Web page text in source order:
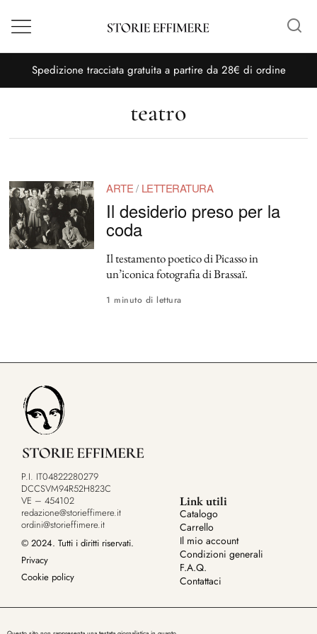
Menù
Spedizione tracciata gratuita a partire da 28€ di ordine
teatro
ARTE / LETTERATURA
Il desiderio preso per la
coda
Il testamento poetico di Picasso in
un’iconica fotografia di Brassaï.
1 minuto di lettura
P.I. IT04822280279
DCCSVM94R52H823C
VE – 454102
redazione@storieffimere.it
ordini@storieffimere.it
© 2024. Tutti i diritti riservati.
Privacy
Cookie policy
Link utili
Catalogo
Carrello
Il mio account
Condizioni generali
F.A.Q.
Contattaci